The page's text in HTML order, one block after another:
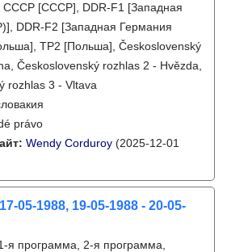
СССР [СССР], DDR-F1 [Западная
DDR-F2 [Западная Германия
TP2 [Польша], Československý
Československý rozhlas 2 - Hvězda,
rozhlas 3 - Vltava
právo
Wendy Corduroy (2025-12-01
05-1988, 19-05-1988 - 20-05-
я программа, 2-я программа,